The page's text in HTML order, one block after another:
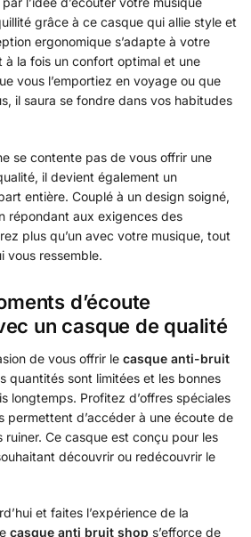
grâce à ce casque qui allie style et
ergonomique s’adapte à votre
à la fois un confort optimal et une
vous l’emportiez en voyage ou que
il saura se fondre dans vos habitudes
se contente pas de vous offrir une
il devient également un
entière. Couplé à un design soigné,
répondant aux exigences des
plus qu’un avec votre musique, tout
vous ressemble.
d’écoute
un casque de qualité
de vous offrir le casque anti-bruit
quantités sont limitées et les bonnes
longtemps. Profitez d’offres spéciales
permettent d’accéder à une écoute de
ruiner. Ce casque est conçu pour les
découvrir ou redécouvrir le
et faites l’expérience de la
casque anti bruit shop s’efforce de